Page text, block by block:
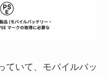
ていて、モバイルバッ